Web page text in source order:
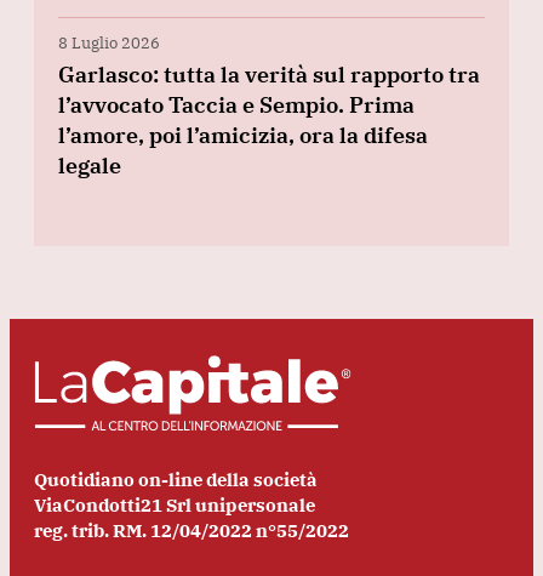
8 Luglio 2026
Garlasco: tutta la verità sul rapporto tra
l’avvocato Taccia e Sempio. Prima
l’amore, poi l’amicizia, ora la difesa
legale
Quotidiano on-line della società
ViaCondotti21 Srl unipersonale
reg. trib. RM. 12/04/2022 n°55/2022